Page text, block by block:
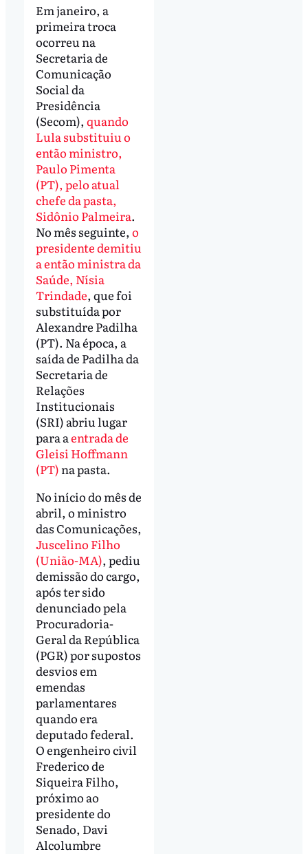
Em janeiro, a
primeira troca
ocorreu na
Secretaria de
Comunicação
Social da
Presidência
(Secom), quando
Lula substituiu o
então ministro,
Paulo Pimenta
(PT), pelo atual
chefe da pasta,
Sidônio Palmeira.
No mês seguinte, o
presidente demitiu
a então ministra da
Saúde, Nísia
Trindade, que foi
substituída por
Alexandre Padilha
(PT). Na época, a
saída de Padilha da
Secretaria de
Relações
Institucionais
(SRI) abriu lugar
para aentrada de
Gleisi Hoffmann
(PT) na pasta.
No início do mês de
abril, o ministro
das Comunicações,
Juscelino Filho
(União-MA), pediu
demissão do cargo,
após ter sido
denunciado pela
Procuradoria-
Geral da República
(PGR) por supostos
desvios em
emendas
parlamentares
quando era
deputado federal.
O engenheiro civil
Frederico de
Siqueira Filho,
próximo ao
presidente do
Senado, Davi
Alcolumbre